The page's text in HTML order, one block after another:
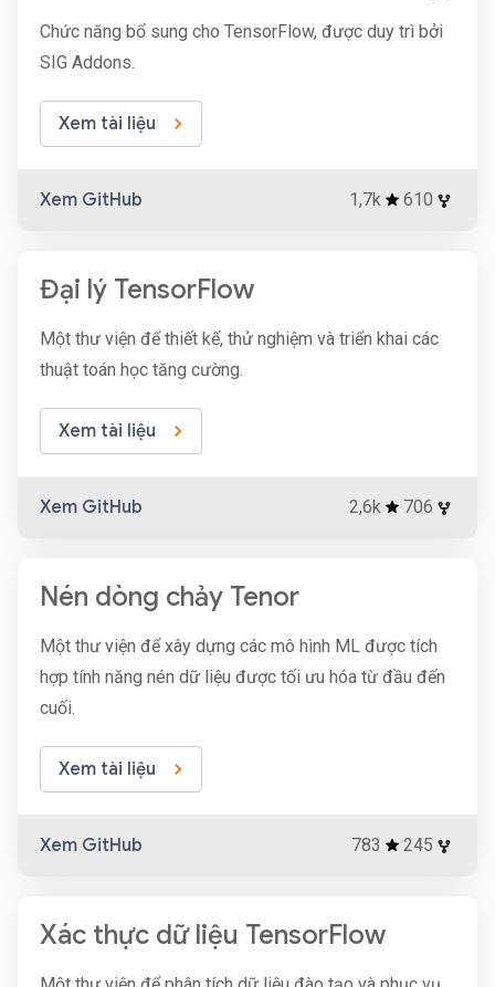
Chức năng bổ sung cho TensorFlow, được duy trì bởi
SIG Addons.
Xem tài liệu
Xem GitHub 1,7k 610
Đại lý TensorFlow
Một thư viện để thiết kế, thử nghiệm và triển khai các
thuật toán học tăng cường.
Xem tài liệu
Xem GitHub 2,6k 706
Nén dòng chảy Tenor
Một thư viện để xây dựng các mô hình ML được tích
hợp tính năng nén dữ liệu được tối ưu hóa từ đầu đến
cuối.
Xem tài liệu
Xem GitHub 783 245
Xác thực dữ liệu TensorFlow